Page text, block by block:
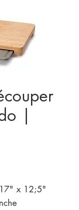
|
x 12;5"